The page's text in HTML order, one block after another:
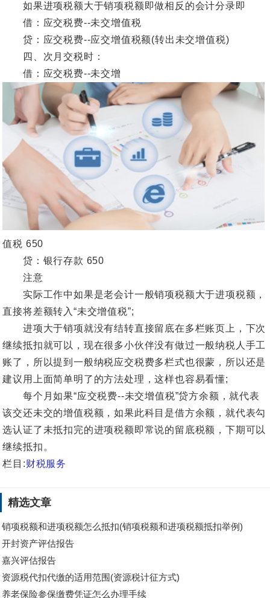
如果进项税额大于销项税额即做相反的会计分录即
借：应交税费--未交增值税
贷：应交税费--应交增值税额(转出未交增值税)
四、次月交税时：
借：应交税费--未交增
值税 650
贷：银行存款 650
注意
实际工作中如果是老会计一般销项税额大于进项税额，
直接将差额转入“未交增值税”;
进项大于销项就没有结转直接留底在多栏账页上，下次
继续抵扣就可以，现在很多小伙伴没有做过一般纳税人手工
账了，所以提到一般纳税应交税费多栏式也很蒙，所以还是
建议用上面简单明了的方法处理，这样也容易看懂;
每个月如果“应交税费--未交增值税”贷方余额，就代表
该交还未交的增值税额，如果此科目是借方余额，就代表勾
选认证了未抵扣完的进项税额即常说的留底税额，下期可以
继续抵扣。
栏目:财税服务
精选文章
销项税额和进项税额怎么抵扣(销项税额和进项税额抵扣举例)
开封资产评估报告
嘉兴评估报告
资源税代扣代缴的适用范围(资源税计征方式)
养老保险参保缴费凭证怎么办理手续